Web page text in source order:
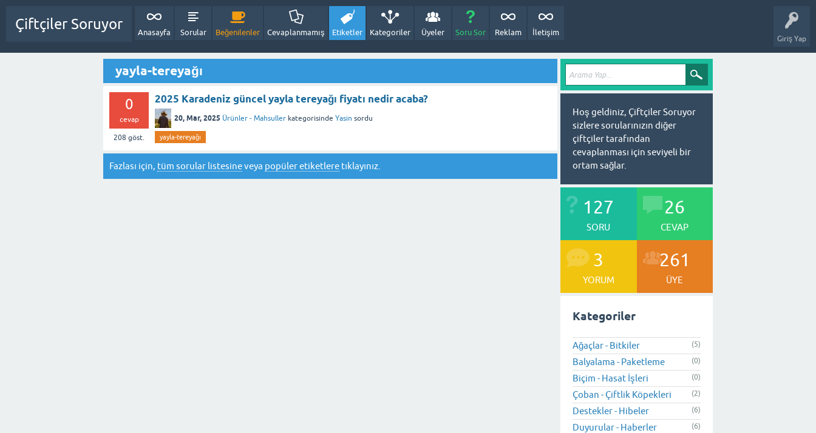
Giriş Yap
Çiftçiler Soruyor
Anasayfa Sorular Beğenilenler Cevaplanmamış Etiketler Kategoriler Üyeler Soru Sor Reklam İletişim
yayla-tereyağı
0
cevap
208 göst.
2025 Karadeniz güncel yayla tereyağı fiyatı nedir acaba?
20, Mar, 2025 Ürünler - Mahsuller kategorisinde Yasin sordu
yayla-tereyağı
Fazlası için, tüm sorular listesineveya popüler etiketlere tıklayınız.
Hoş geldiniz, Çiftçiler Soruyor
sizlere sorularınızın diğer
çiftçiler tarafından
cevaplanması için seviyeli bir
ortam sağlar.
127
SORU
26
CEVAP
3
YORUM
261
ÜYE
Kategoriler
Ağaçlar - Bitkiler (5)
Balyalama - Paketleme (0)
Biçim - Hasat İşleri (0)
Çoban - Çiftlik Köpekleri (2)
Destekler - Hibeler (6)
Duyurular - Haberler (6)